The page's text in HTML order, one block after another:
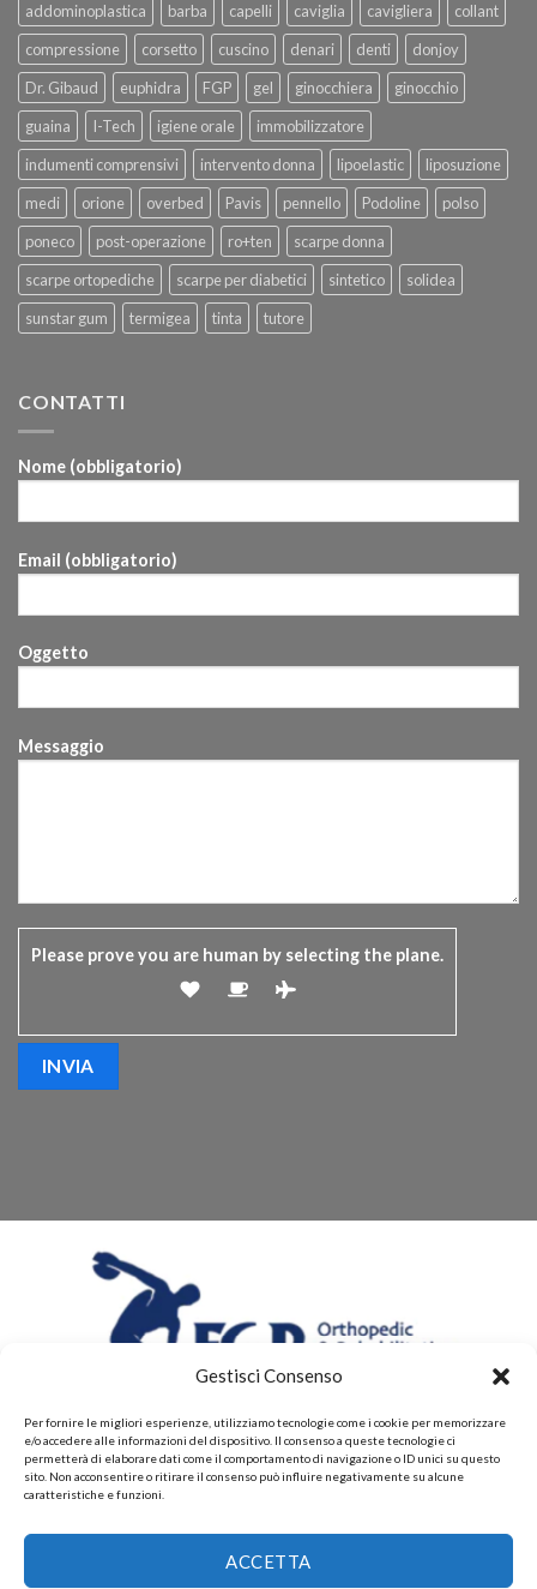
Gestisci Consenso
Per fornire le migliori esperienze, utilizziamo tecnologie come i cookie per memorizzare
e/o accedere alle informazioni del dispositivo. Il consenso a queste tecnologie ci
permetterà di elaborare dati come il comportamento di navigazione o ID unici su questo
sito. Non acconsentire o ritirare il consenso può influire negativamente su alcune
caratteristiche e funzioni.
ACCETTA
addominoplastica barba capelli caviglia cavigliera
collant
compressione
corsetto cuscino denari denti
donjoy
Dr. Gibaud
euphidra FGP gel ginocchiera
ginocchio
guaina
I-Tech igiene orale
immobilizzatore
indumenti comprensivi
intervento donna lipoelastic
liposuzione
medi
orione overbed Pavis pennello Podoline
polso
poneco
post-operazione ro+ten
scarpe donna
scarpe ortopediche
scarpe per diabetici sintetico
solidea
sunstar gum
termigea tinta tutore
CONTATTI
Nome (obbligatorio)
Email (obbligatorio)
Oggetto
Messaggio
Please prove you are human by selecting the plane.
POLITICHE DI RESI E DI RIMBORSI